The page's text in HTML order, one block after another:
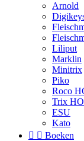
Arnold
Liliput
Marklin
Minitrix
Piko
Roco
Trix HO
ESU
Kato
  Boeken